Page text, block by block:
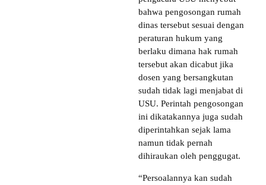
bahwa pengosongan rumah
dinas tersebut sesuai dengan
peraturan hukum yang
berlaku dimana hak rumah
tersebut akan dicabut jika
dosen yang bersangkutan
sudah tidak lagi menjabat di
USU. Perintah pengosongan
ini dikatakannya juga sudah
diperintahkan sejak lama
namun tidak pernah
dihiraukan oleh penggugat.
“Persoalannya kan sudah